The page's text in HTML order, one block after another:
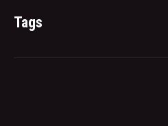
Tags